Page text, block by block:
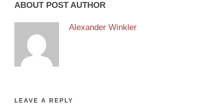
ABOUT POST AUTHOR
Alexander Winkler
LEAVE A REPLY